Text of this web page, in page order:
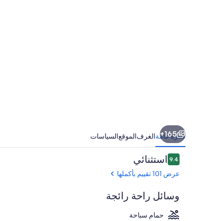
165+
نظرة عامةالغرفالموقعالسياسات
التقييمات
9.49.4 من 10استثنائي
عرض 101 تقييم بأكملها
وسائل راحة رائجة
حمام سباحة